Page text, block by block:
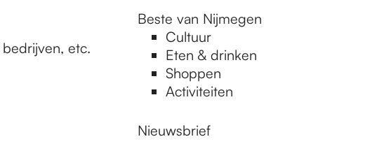
Beste van Nijmegen
Cultuur
Eten & drinken
Shoppen
Activiteiten
Nieuwsbrief
etc.